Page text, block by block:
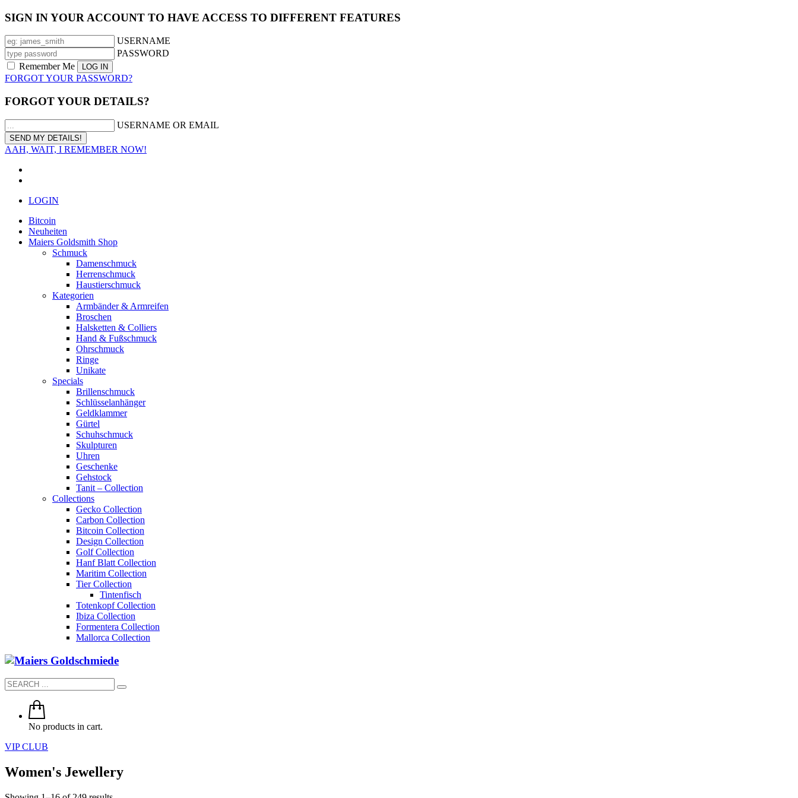
SIGN IN YOUR ACCOUNT TO HAVE ACCESS TO DIFFERENT FEATURES
USERNAME
PASSWORD
Remember Me
FORGOT YOUR PASSWORD?
FORGOT YOUR DETAILS?
USERNAME OR EMAIL
AAH, WAIT, I REMEMBER NOW!
LOGIN
Bitcoin
Neuheiten
Maiers Goldsmith Shop
Schmuck
Damenschmuck
Herrenschmuck
Haustierschmuck
Kategorien
Armbänder & Armreifen
Broschen
Halsketten & Colliers
Hand & Fußschmuck
Ohrschmuck
Ringe
Unikate
Specials
Brillenschmuck
Schlüsselanhänger
Geldklammer
Gürtel
Schuhschmuck
Skulpturen
Uhren
Geschenke
Gehstock
Tanit – Collection
Collections
Gecko Collection
Carbon Collection
Bitcoin Collection
Design Collection
Golf Collection
Hanf Blatt Collection
Maritim Collection
Tier Collection
Tintenfisch
Totenkopf Collection
Ibiza Collection
Formentera Collection
Mallorca Collection
No products in cart.
VIP CLUB
Women's Jewellery